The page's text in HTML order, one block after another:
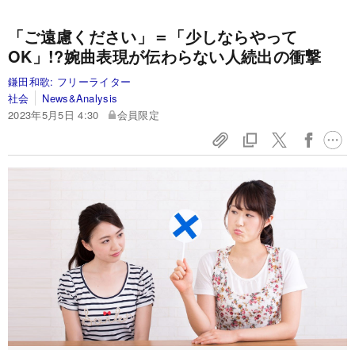
「ご遠慮ください」＝「少しならやって
OK」!?婉曲表現が伝わらない人続出の衝撃
鎌田和歌: フリーライター
社会
News&Analysis
2023年5月5日 4:30
会員限定